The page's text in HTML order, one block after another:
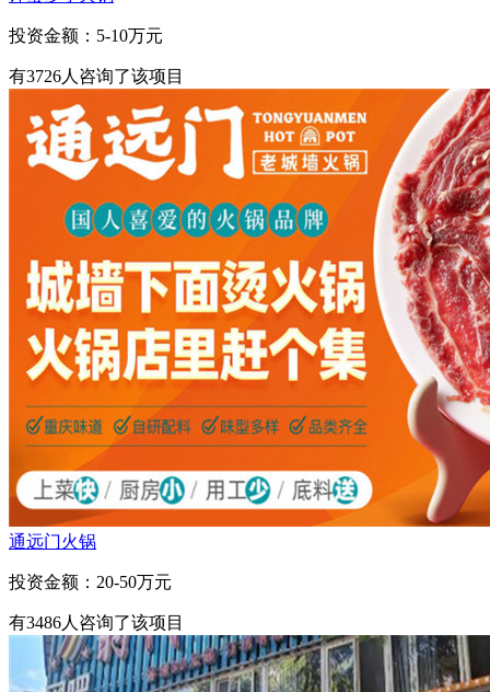
投资金额： 5-10万元
有3726人咨询了该项目
通远门火锅
投资金额： 20-50万元
有3486人咨询了该项目